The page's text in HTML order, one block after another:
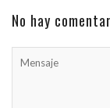
No hay